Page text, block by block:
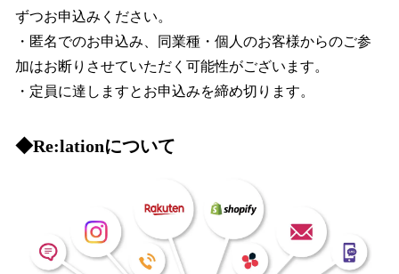
ずつお申込みください。
・匿名でのお申込み、同業種・個人のお客様からのご参
加はお断りさせていただく可能性がございます。
・定員に達しますとお申込みを締め切ります。
◆Re:lationについて